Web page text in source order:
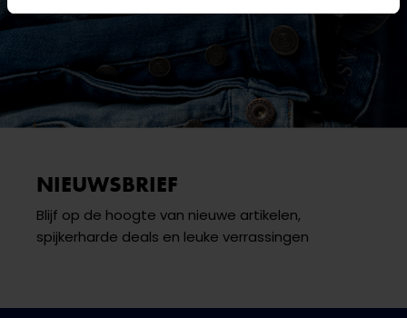
NIEUWSBRIEF
Blijf op de hoogte van nieuwe artikelen,
spijkerharde deals en leuke verrassingen